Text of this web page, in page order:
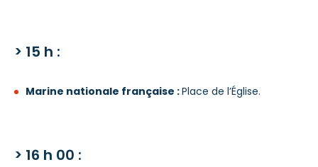
> 15 h :
Marine nationale française :Place de l’Église.
> 16 h 00 :